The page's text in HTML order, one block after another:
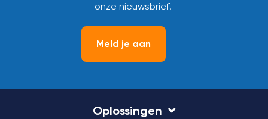
onze nieuwsbrief.
Meld je aan
Oplossingen